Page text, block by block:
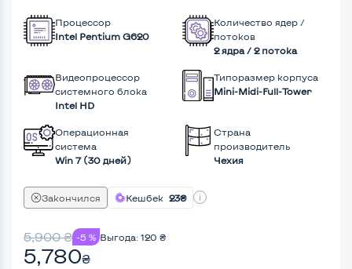
Процессор
Intel Pentium G620
Количество ядер /
потоков
2 ядра / 2 потока
Видеопроцессор
системного блока
Intel HD
Типоразмер корпуса
Mini-Midi-Full-Tower
Операционная
система
Win 7 (30 дней)
Страна
производитель
Чехия
Закончился Кешбек 23₴
5,900₴ -5 % Выгода: 120 ₴
5,780₴